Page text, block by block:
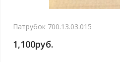
Патрубок 700.13.03.015
1,100руб.